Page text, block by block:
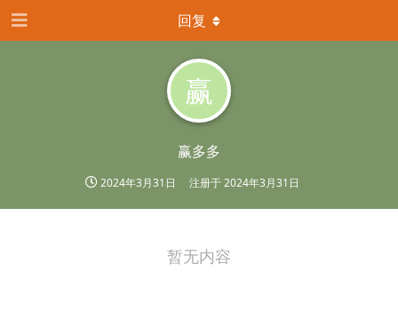
赢
赢多多
2024年3月31日 注册于2024年3月31日
回复
暂无内容